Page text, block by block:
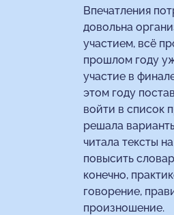
Впечатления
довольна
участием, всё
прошлом году
участие в
этом году
войти в список
решала
читала тексты
повысить
конечно,
говорение,
произношение.